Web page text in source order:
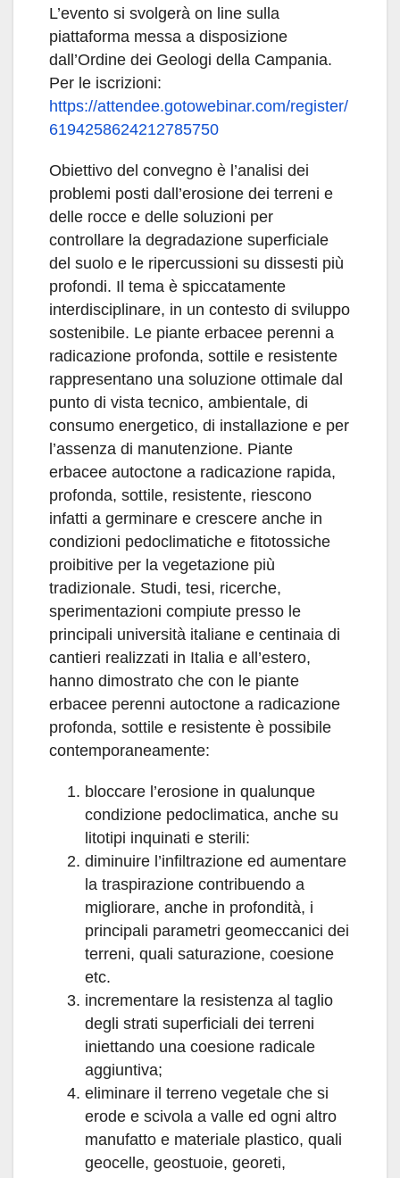
L’evento si svolgerà on line sulla
piattaforma messa a disposizione
dall’Ordine dei Geologi della Campania.
Per le iscrizioni:
https://attendee.gotowebinar.com/register/
6194258624212785750
Obiettivo del convegno è l’analisi dei
problemi posti dall’erosione dei terreni e
delle rocce e delle soluzioni per
controllare la degradazione superficiale
del suolo e le ripercussioni su dissesti più
profondi. Il tema è spiccatamente
interdisciplinare, in un contesto di sviluppo
sostenibile. Le piante erbacee perenni a
radicazione profonda, sottile e resistente
rappresentano una soluzione ottimale dal
punto di vista tecnico, ambientale, di
consumo energetico, di installazione e per
l’assenza di manutenzione. Piante
erbacee autoctone a radicazione rapida,
profonda, sottile, resistente, riescono
infatti a germinare e crescere anche in
condizioni pedoclimatiche e fitotossiche
proibitive per la vegetazione più
tradizionale. Studi, tesi, ricerche,
sperimentazioni compiute presso le
principali università italiane e centinaia di
cantieri realizzati in Italia e all’estero,
hanno dimostrato che con le piante
erbacee perenni autoctone a radicazione
profonda, sottile e resistente è possibile
contemporaneamente:
bloccare l’erosione in qualunque
condizione pedoclimatica, anche su
litotipi inquinati e sterili:
diminuire l’infiltrazione ed aumentare
la traspirazione contribuendo a
migliorare, anche in profondità, i
principali parametri geomeccanici dei
terreni, quali saturazione, coesione
etc.
incrementare la resistenza al taglio
degli strati superficiali dei terreni
iniettando una coesione radicale
aggiuntiva;
eliminare il terreno vegetale che si
erode e scivola a valle ed ogni altro
manufatto e materiale plastico, quali
geocelle, geostuoie, georeti,